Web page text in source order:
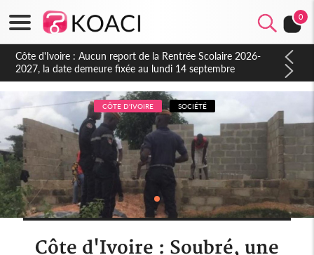
0
CÔTE D'IVOIRE SOCIÉTÉ
Côte d'Ivoire : Soubré, une